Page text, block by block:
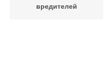
вредителей